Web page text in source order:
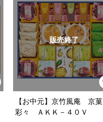
販売終了
【お中元】京竹風庵 京菓
彩々 ＡＫＫ－４０Ｖ